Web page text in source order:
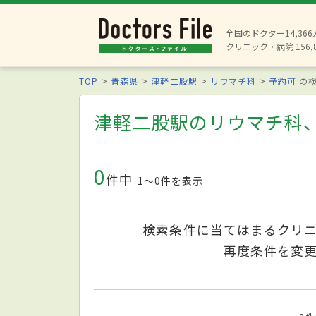
全国のドクター14,366
クリニック・病院
TOP 青森県 津軽二股駅 リウマチ科 予約可 の
津軽二股駅のリウマチ科
0件中 1〜0件を表示
検索条件に当てはまるクリ
再度条件を変